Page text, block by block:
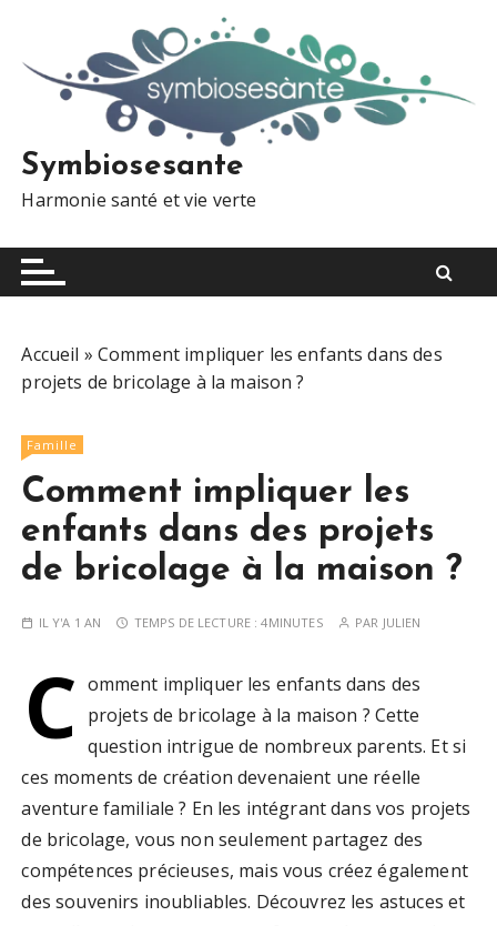
Symbiosesante
Harmonie santé et vie verte
Accueil » Comment impliquer les enfants dans des
projets de bricolage à la maison ?
Famille
Comment impliquer les
enfants dans des projets
de bricolage à la maison ?
IL Y'A 1 AN TEMPS DE LECTURE :4MINUTES PAR JULIEN
C omment impliquer les enfants dans des
projets de bricolage à la maison ? Cette
question intrigue de nombreux parents. Et si
ces moments de création devenaient une réelle
aventure familiale ? En les intégrant dans vos projets
de bricolage, vous non seulement partagez des
compétences précieuses, mais vous créez également
des souvenirs inoubliables. Découvrez les astuces et